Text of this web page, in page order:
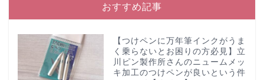
おすすめ記事
【つけペンに万年筆インクがうま
く乗らないとお困りの方必見】立
川ピン製作所さんのニュームメッ
キ加工のつけペンが良いという件